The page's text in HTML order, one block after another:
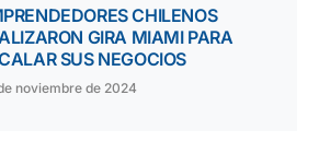
CHILENOS
GIRA MIAMI PARA
SUS NEGOCIOS
noviembre de 2024